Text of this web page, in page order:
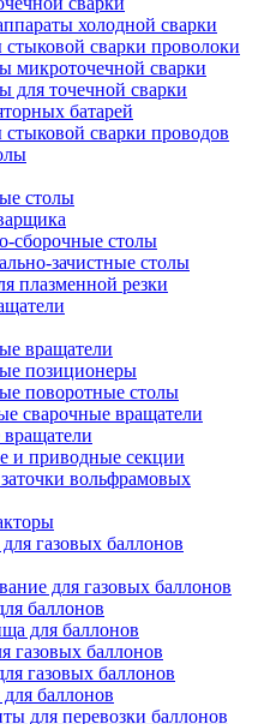
холодной сварки
сварки проволоки
микроточечной сварки
для точечной сварки
батарей
сварки проводов
столы
сборочные столы
зачистные столы
плазменной резки
вращатели
позиционеры
поворотные столы
сварочные вращатели
и приводные секции
вольфрамовых
газовых баллонов
для газовых баллонов
баллонов
для баллонов
газовых баллонов
газовых баллонов
баллонов
для перевозки баллонов